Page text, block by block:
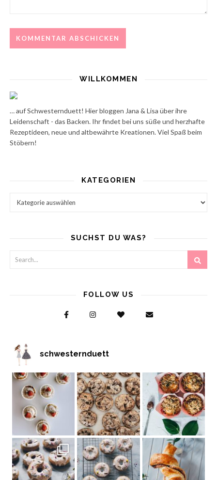
WILLKOMMEN
… auf Schwesternduett! Hier bloggen Jana & Lisa über ihre
Leidenschaft - das Backen. Ihr findet bei uns süße und herzhafte
Rezeptideen, neue und altbewährte Kreationen. Viel Spaß beim
Stöbern!
KATEGORIEN
SUCHST DU WAS?
FOLLOW US
schwesternduett